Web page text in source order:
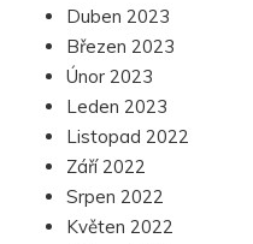
Duben 2023
Březen 2023
Únor 2023
Leden 2023
Listopad 2022
Září 2022
Srpen 2022
Květen 2022